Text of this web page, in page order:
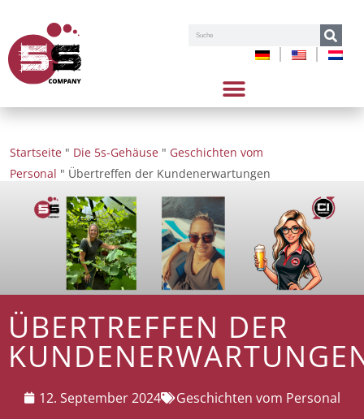
Suche
Startseite " Die 5s-Gehäuse " Geschichten vom
Personal " Übertreffen der Kundenerwartungen
ÜBERTREFFEN DER
12. September 2024 Geschichten vom Personal